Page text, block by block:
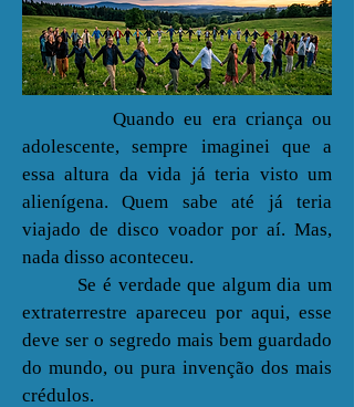
Quando eu era criança ou
adolescente, sempre imaginei que a
essa altura da vida já teria visto um
alienígena. Quem sabe até já teria
viajado de disco voador por aí. Mas,
nada disso aconteceu.
Se é verdade que algum dia um
extraterrestre apareceu por aqui, esse
deve ser o segredo mais bem guardado
do mundo, ou pura invenção dos mais
crédulos.